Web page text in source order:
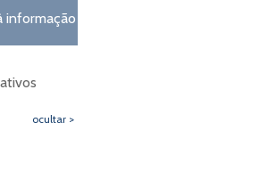
informação
ocultar >